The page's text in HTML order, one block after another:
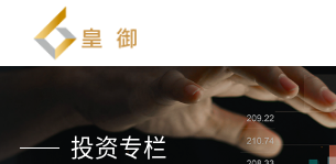
投资专栏